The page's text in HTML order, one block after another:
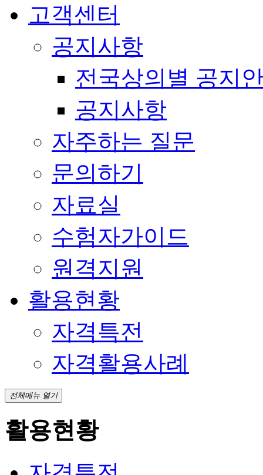
고객센터
공지사항
전국상의별 공지
공지사항
자주하는 질문
문의하기
자료실
수험자가이드
원격지원
활용현황
자격특전
자격활용사례
전체메뉴 열기
활용현황